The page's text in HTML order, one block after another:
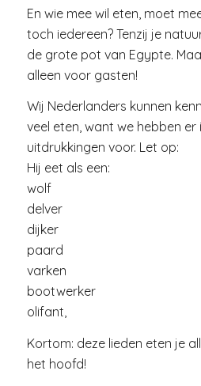
En wie mee wil eten, moet
toch iedereen? Tenzij je
de grote pot van Egypte.
alleen voor gasten!
Wij Nederlanders kunnen
veel eten, want we hebben er
uitdrukkingen voor. Let op:
Hij eet als een:
wolf
delver
dijker
paard
varken
bootwerker
olifant,
Kortom: deze lieden eten je
het hoofd!